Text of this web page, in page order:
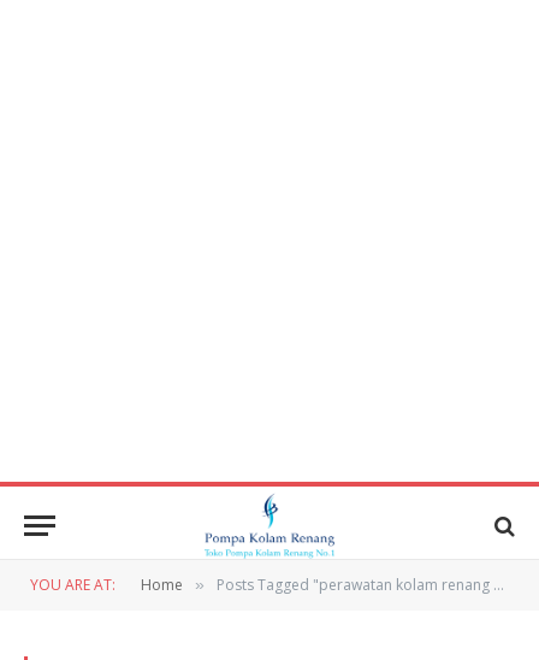
YOU ARE AT: Home » Posts Tagged "perawatan kolam renang di tangerang"